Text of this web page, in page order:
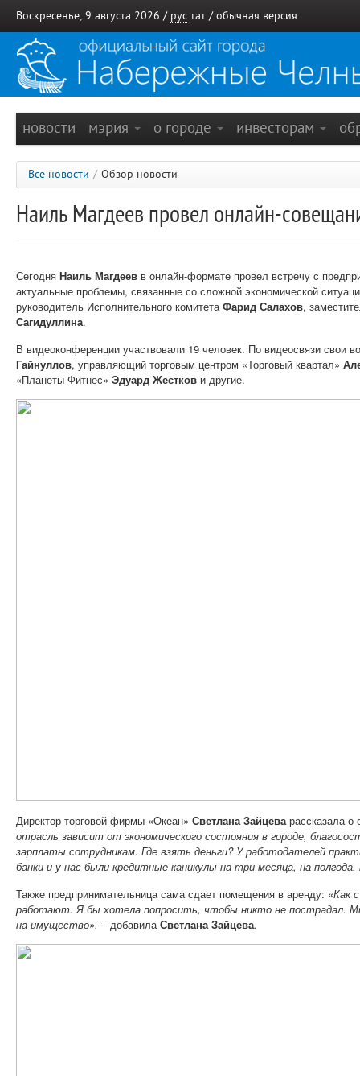
Воскресенье, 9 августа 2026 / рус тат / обычная версия
новости мэрия о городе инвесторам
Все новости / Обзор новости
Наиль Магдеев провел онлайн-
Сегодня Наиль Магдеев в онлайн-формате провел встречу с
актуальные проблемы, связанные со сложной экономической
руководитель Исполнительного комитетаФарид Салахов,
Сагидуллина.
В видеоконференции участвовали 19 человек. По видеосвязи свои
Гайнуллов, управляющий торговым центром «Торговый квартал»
«Планеты Фитнес» Эдуард Жестков и другие.
Директор торговой фирмы «Океан» Светлана Зайцеварассказала о
отрасль зависит от экономического состояния в городе,
зарплаты сотрудникам. Где взять деньги? У работодателей
банки и у нас были кредитные каникулы на три месяца, на полгода,
Также предпринимательница сама сдает помещения в аренду: «Как
работают. Я бы хотела попросить, чтобы никто не пострадал.
на имущество», ­ – добавилаСветлана Зайцева.